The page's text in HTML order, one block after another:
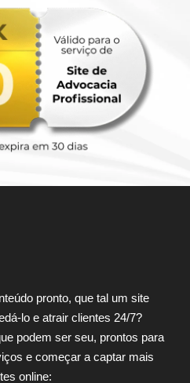
pronto, que tal um site
lo e atrair clientes 24/7?
podem ser seu, prontos para
e começar a captar mais
online: